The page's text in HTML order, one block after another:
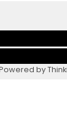
by